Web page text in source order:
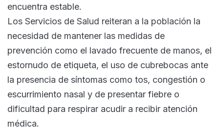
encuentra estable.
Los Servicios de Salud reiteran a la población la
necesidad de mantener las medidas de
prevención como el lavado frecuente de manos, el
estornudo de etiqueta, el uso de cubrebocas ante
la presencia de síntomas como tos, congestión o
escurrimiento nasal y de presentar fiebre o
dificultad para respirar acudir a recibir atención
médica.